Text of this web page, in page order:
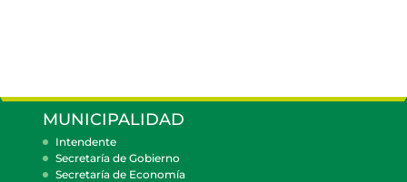
MUNICIPALIDAD
Intendente
Secretaría de Gobierno
Secretaría de Economía